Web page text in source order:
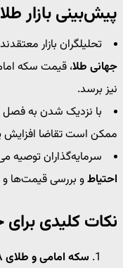
پیش‌بینی بازار
تحلیلگران بازار
جهانی طلا
نیز برسد.
با نزدیک شدن به فصل
ممکن است تقاضا افزایش
سرمایه‌گذاران توصیه
احتیاطو بررسی قیمت‌ها و
نکات کلیدی برای
سکه امامی و طلای ۱۸عیار